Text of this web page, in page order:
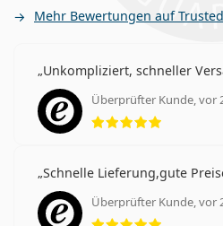
Mehr Bewertungen auf
Unkompliziert, schneller
Überprüfter Kunde, vor
Schnelle Lieferung,gute
Überprüfter Kunde, vor